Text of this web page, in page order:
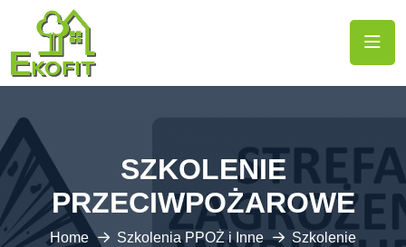
SZKOLENIE
PRZECIWPOŻAROWE
Home Szkolenia PPOŻ i Inne
Szkolenie